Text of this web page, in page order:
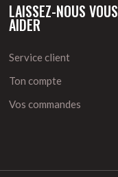
LAISSEZ-NOUS VOUS
AIDER
Service client
Ton compte
Vos commandes